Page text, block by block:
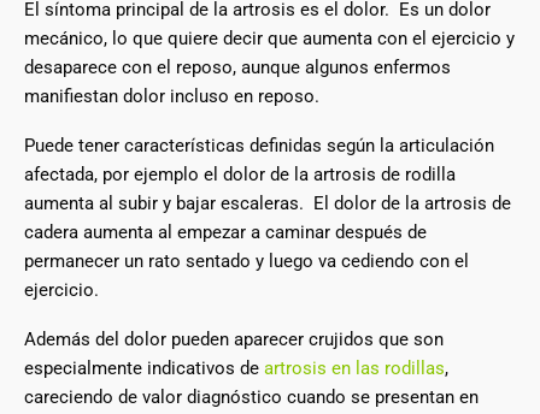
El síntoma principal de la artrosis es el dolor. Es un dolor
mecánico, lo que quiere decir que aumenta con el ejercicio y
desaparece con el reposo, aunque algunos enfermos
manifiestan dolor incluso en reposo.
Puede tener características definidas según la articulación
afectada, por ejemplo el dolor de la artrosis de rodilla
aumenta al subir y bajar escaleras. El dolor de la artrosis de
cadera aumenta al empezar a caminar después de
permanecer un rato sentado y luego va cediendo con el
ejercicio.
Además del dolor pueden aparecer crujidos que son
especialmente indicativos de artrosis en las rodillas,
careciendo de valor diagnóstico cuando se presentan en